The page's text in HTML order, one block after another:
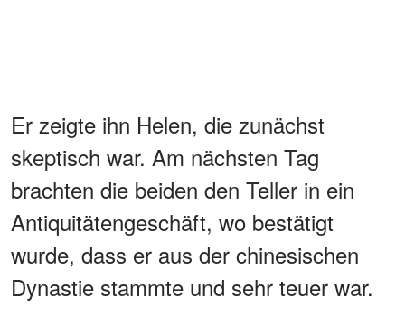
Er zeigte ihn Helen, die zunächst
skeptisch war. Am nächsten Tag
brachten die beiden den Teller in ein
Antiquitätengeschäft, wo bestätigt
wurde, dass er aus der chinesischen
Dynastie stammte und sehr teuer war.